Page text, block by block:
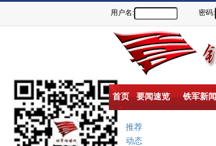
用户名: 密码:
首页 要闻速览 铁军新闻
重点推荐
新闻动态